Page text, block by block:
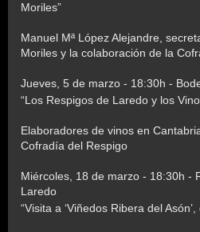
Moriles”
Manuel Mª López Alejandre,
Moriles y la colaboración de la
Jueves, 5 de marzo - 18:30h -
“Los Respigos de Laredo y los
Elaboradores de vinos en
Cofradía del Respigo
Miércoles, 18 de marzo - 18:30h -
Laredo
“Visita a ‘Viñedos Ribera del